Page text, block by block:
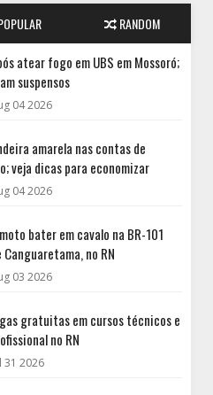
RANDOM
atear fogo em UBS em Mossoró;
suspensos
04 2026
amarela nas contas de
veja dicas para economizar
04 2026
bater em cavalo na BR-101
no RN
03 2026
gratuitas em cursos técnicos e
no RN
31 2026